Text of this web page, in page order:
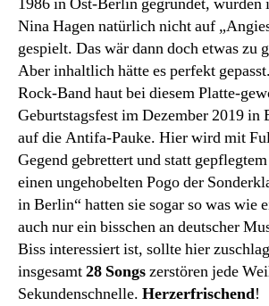
1986 in Ost-Berlin gegründet, wurden
Nina Hagen natürlich nicht auf
gespielt. Das wär dann doch etwas zu
Aber inhaltlich hätte es perfekt
Rock-Band haut bei diesem Platte-
Geburtstagsfest im Dezember 2019
auf die Antifa-Pauke. Hier wird mit
Gegend gebrettert und statt
einen ungehobelten Pogo der
in Berlin“ hatten sie sogar so was wie
auch nur ein bisschen an deutscher
Biss interessiert ist, sollte hier
insgesamt28 Songszerstören jede
Sekundenschnelle. Herzerfrischend!